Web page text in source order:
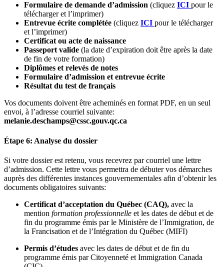
Formulaire de demande d’admission (cliquez ICI pour le
télécharger et l’imprimer)
Entrevue écrite complétée (cliquez ICI pour le télécharger
et l’imprimer)
Certificat ou acte de naissance
Passeport valide (la date d’expiration doit être après la date
de fin de votre formation)
Diplômes et relevés de notes
Formulaire d’admission et entrevue écrite
Résultat du test de français
Vos documents doivent être acheminés en format PDF, en un seul
envoi, à l’adresse courriel suivante:
melanie.deschamps@cssc.gouv.qc.ca
Étape 6: Analyse du dossier
Si votre dossier est retenu, vous recevrez par courriel une lettre
d’admission. Cette lettre vous permettra de débuter vos démarches
auprès des différentes instances gouvernementales afin d’obtenir les
documents obligatoires suivants:
Certificat d’acceptation du Québec (CAQ), avec la
mention formation professionnelle et les dates de début et de
fin du programme émis par le Ministère de l’Immigration, de
la Francisation et de l’Intégration du Québec (MIFI)
Permis d’études avec les dates de début et de fin du
programme émis par Citoyenneté et Immigration Canada